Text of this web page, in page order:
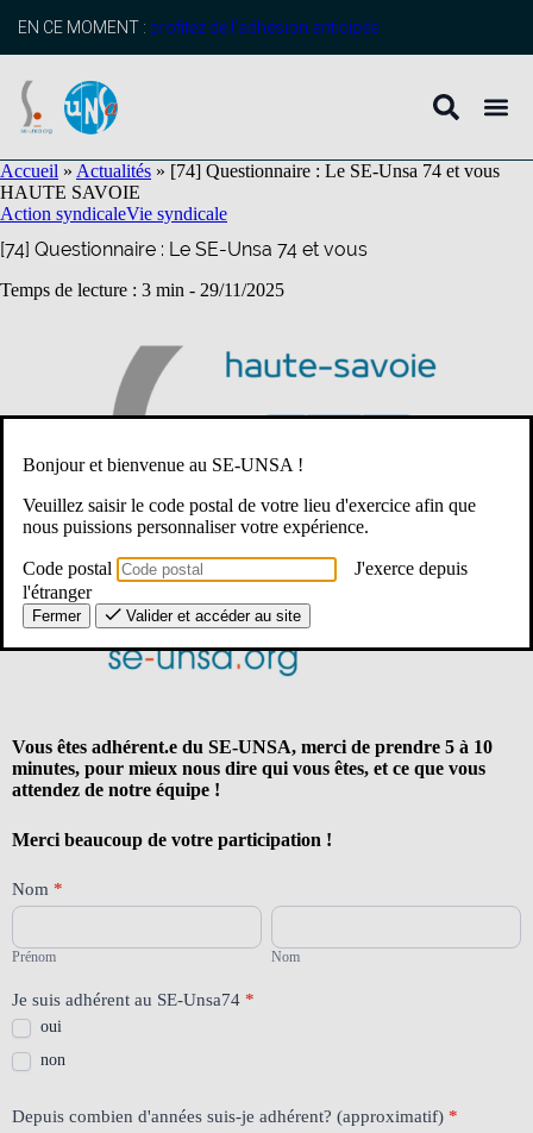
principal
EN CE MOMENT : profitez de l’adhésion anticipée
Accueil » Actualités » [74] Questionnaire : Le SE-Unsa 74 et vous
HAUTE SAVOIE
Action syndicaleVie syndicale
[74] Questionnaire : Le SE-Unsa 74 et vous
Temps de lecture : 3 min - 29/11/2025
Vous êtes adhérent.e du SE-UNSA, merci de prendre 5 à 10
minutes, pour mieux nous dire qui vous êtes, et ce que vous
attendez de notre équipe !
Merci beaucoup de votre participation !
74
Le
Unsa
et
moi
Nom *
Prénom
Prénom
Nom
Nom
Je suis adhérent au SE-Unsa74 *
oui
non
Depuis combien d'années suis-je adhérent? (approximatif) *
Bonjour et bienvenue au SE-UNSA !
Veuillez saisir le code postal de votre lieu d'exercice afin que
nous puissions personnaliser votre expérience.
Code postal
J'exerce depuis
l'étranger
Fermer Valider et accéder au site